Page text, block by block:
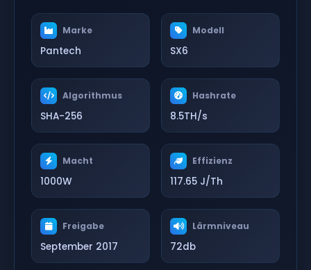
Marke
Pantech
Modell
SX6
Algorithmus
SHA-256
Hashrate
8.5TH/s
Macht
1000W
Effizienz
117.65 J/Th
Freigabe
September 2017
Lärmniveau
72db